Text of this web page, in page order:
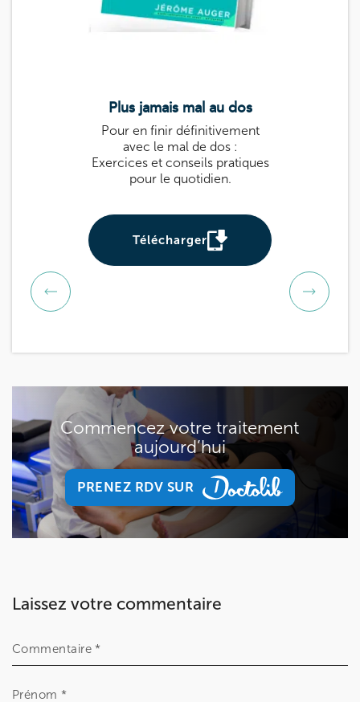
Plus jamais mal au dos
Pour en finir définitivement
avec le mal de dos :
Exercices et conseils pratiques
pour le quotidien.
Télécharger
Commencez votre traitement
aujourd’hui
PRENEZ RDV SUR
PRENEZ RDV SUR
Laissez votre commentaire
Commentaire *
Prénom *